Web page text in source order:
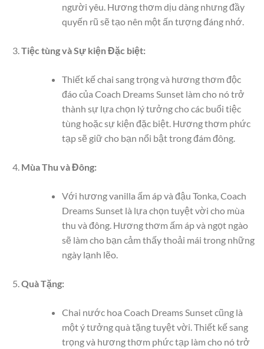
người yêu. Hương thơm dịu dàng nhưng đầy
quyến rũ sẽ tạo nên một ấn tượng đáng nhớ.
Tiệc tùng và Sự kiện Đặc biệt:
Thiết kế chai sang trọng và hương thơm độc
đáo của Coach Dreams Sunset làm cho nó trở
thành sự lựa chọn lý tưởng cho các buổi tiệc
tùng hoặc sự kiện đặc biệt. Hương thơm phức
tạp sẽ giữ cho bạn nổi bật trong đám đông.
Mùa Thu và Đông:
Với hương vanilla ấm áp và đậu Tonka, Coach
Dreams Sunset là lựa chọn tuyệt vời cho mùa
thu và đông. Hương thơm ấm áp và ngọt ngào
sẽ làm cho bạn cảm thấy thoải mái trong những
ngày lạnh lẽo.
Quà Tặng:
Chai nước hoa Coach Dreams Sunset cũng là
một ý tưởng quà tặng tuyệt vời. Thiết kế sang
trọng và hương thơm phức tạp làm cho nó trở